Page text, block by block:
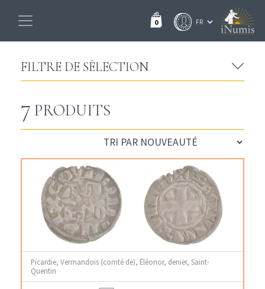
0
FILTRE DE SÉLECTION
7 PRODUITS
Picardie, Vermandois (comté de), Éléonor, denier, Saint-
Quentin